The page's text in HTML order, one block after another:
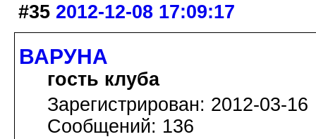
#35 2012-12-08 17:09:17
ВАРУНА
гость клуба
Зарегистрирован: 2012-03-16
Сообщений: 136